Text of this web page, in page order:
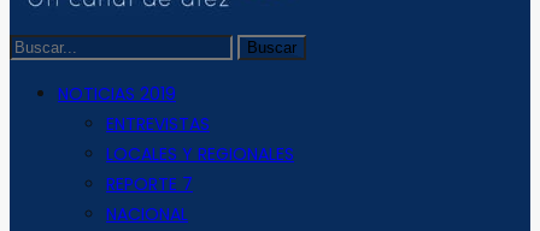
NOTICIAS 2019
ENTREVISTAS
LOCALES Y REGIONALES
REPORTE 7
NACIONAL